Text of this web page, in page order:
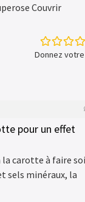
Couvrir
Donnez
pour un effet
la carotte à faire
sels minéraux, la